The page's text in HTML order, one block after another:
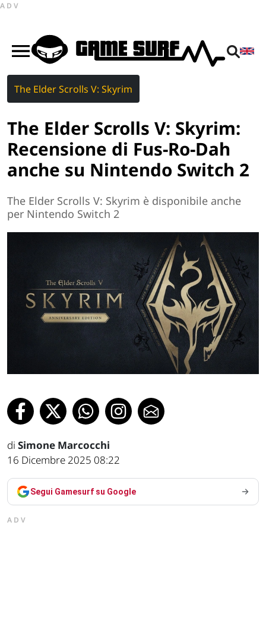
ADV
The Elder Scrolls V: Skyrim
The Elder Scrolls V: Skyrim:
Recensione di Fus-Ro-Dah
anche su Nintendo Switch 2
The Elder Scrolls V: Skyrim è disponibile anche
per Nintendo Switch 2
di Simone Marcocchi
16 Dicembre 2025 08:22
Segui Gamesurf su Google
ADV